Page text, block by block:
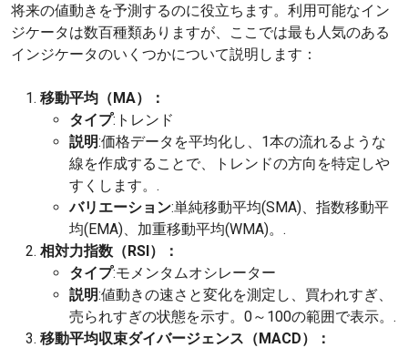
将来の値動きを予測するのに役立ちます。利用可能なイン
ジケータは数百種類ありますが、ここでは最も人気のある
インジケータのいくつかについて説明します：
移動平均（MA）：
タイプ:トレンド
説明:価格データを平均化し、1本の流れるような
線を作成することで、トレンドの方向を特定しや
すくします。.
バリエーション:単純移動平均(SMA)、指数移動平
均(EMA)、加重移動平均(WMA)。.
相対力指数（RSI）：
タイプ:モメンタムオシレーター
説明:値動きの速さと変化を測定し、買われすぎ、
売られすぎの状態を示す。0～100の範囲で表示。.
移動平均収束ダイバージェンス（MACD）：